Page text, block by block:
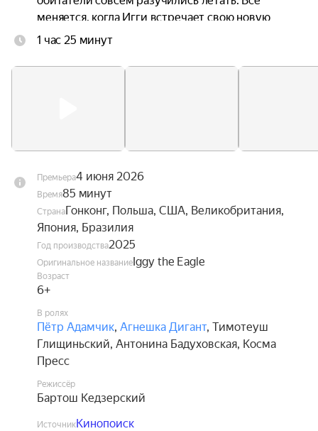
меняется, когда Игги встречает свою новую
одноклассницу Ив, без ума влюблённую в
наконец обретает смелость взглянуть в глаза
1 час 25 минут
Премьера4 июня 2026
Время85 минут
СтранаГонконг, Польша, США, Великобритания,
Япония, Бразилия
Год производства2025
Оригинальное названиеIggy the Eagle
Возраст
6+
В ролях
Пётр Адамчик, Агнешка Дигант, Тимотеуш
Глищиньский, Антонина Бадуховская, Косма
Пресс
Режиссёр
Бартош Кедзерский
ИсточникКинопоиск